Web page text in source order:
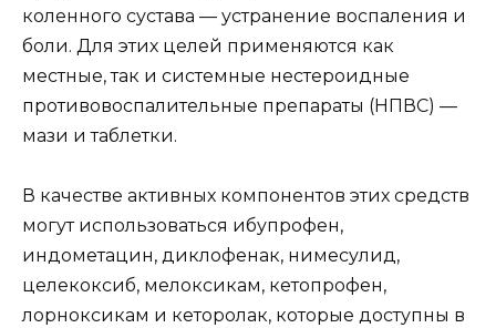
коленного сустава — устранение воспаления и
боли. Для этих целей применяются как
местные, так и системные нестероидные
противовоспалительные препараты (НПВС) —
мази и таблетки.
В качестве активных компонентов этих средств
могут использоваться ибупрофен,
индометацин, диклофенак, нимесулид,
целекоксиб, мелоксикам, кетопрофен,
лорноксикам и кеторолак, которые доступны в